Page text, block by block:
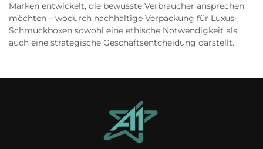
Marken entwickelt, die bewusste Verbraucher ansprechen
möchten – wodurch nachhaltige Verpackung für Luxus-
Schmuckboxen sowohl eine ethische Notwendigkeit als
auch eine strategische Geschäftsentcheidung darstellt.